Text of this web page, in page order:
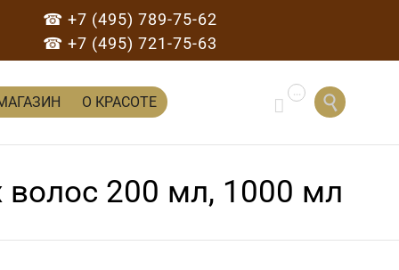
☎ +7 (495) 789-75-62
☎ +7 (495) 721-75-63
Перейти
к
О КРАСОТЕ  
200 мл, 1000 мл